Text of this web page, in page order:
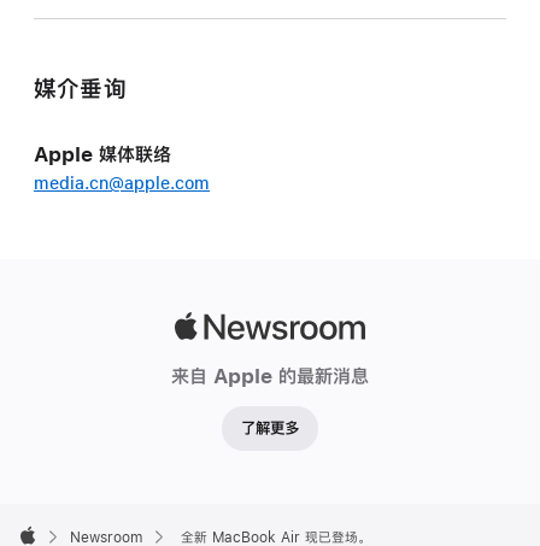
媒介垂询
Apple 媒体联络
media.cn@apple.com
来自 Apple 的最新消息
了解更多
Footer

Newsroom 全新 MacBook Air 现已登场。